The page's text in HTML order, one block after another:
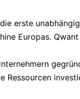
erste
Europas.
Ressourcen